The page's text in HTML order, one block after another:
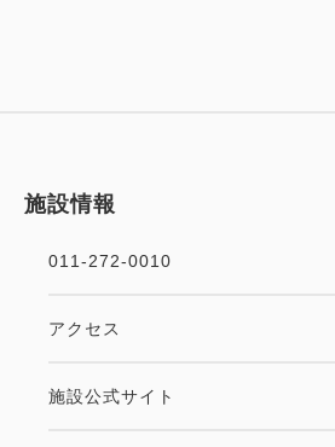
施設情報
011-272-0010
アクセス
施設公式サイト